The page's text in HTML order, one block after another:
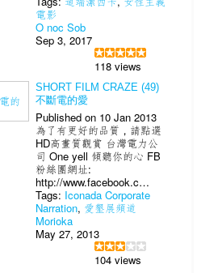
電影
O noc Sob
Sep 3, 2017
118 views
SHORT FILM CRAZE (49)
不斷電的愛
Published on 10 Jan 2013
為了有更好的品質，請點選
HD高畫質觀賞 台灣電力公
司 One yell 傾聽你的心 FB
粉絲團網址:
http://www.facebook.c…
Tags: Iconada Corporate
Narration, 愛墾展頻道
Morioka
May 27, 2013
104 views